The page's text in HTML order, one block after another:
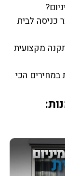
לבית
מקצועית
הכי